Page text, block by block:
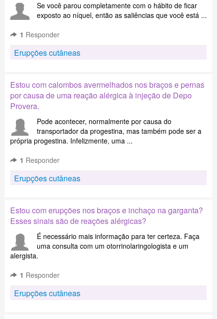
Se você parou completamente com o hábito de ficar
exposto ao níquel, então as saliências que você está ...
1 Responder
Erupções cutâneas
Estou com calombos avermelhados nos braços e pernas
por causa de uma reação alérgica à injeção de Depo
Provera.
Pode acontecer, normalmente por causa do
transportador da progestina, mas também pode ser a
própria progestina. Infelizmente, uma ...
1 Responder
Erupções cutâneas
Estou com erupções nos braços e inchaço na garganta?
Esses sinais são de reações alérgicas?
É necessário mais informação para ter certeza. Faça
uma consulta com um otorrinolaringologista e um
alergista.
1 Responder
Erupções cutâneas